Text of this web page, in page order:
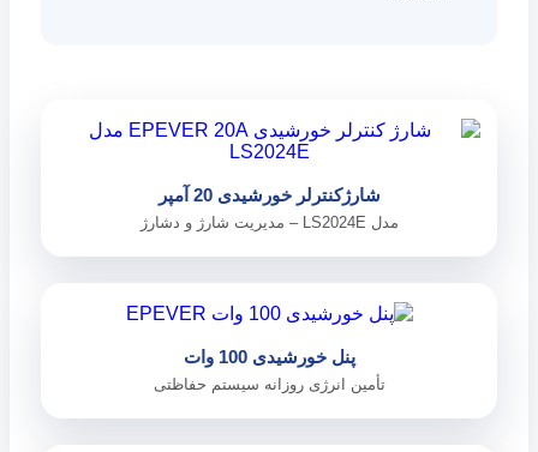
شارژکنترلر خورشیدی 20 آمپر
مدل LS2024E – مدیریت شارژ و دشارژ
پنل خورشیدی 100 وات
تأمین انرژی روزانه سیستم حفاظتی